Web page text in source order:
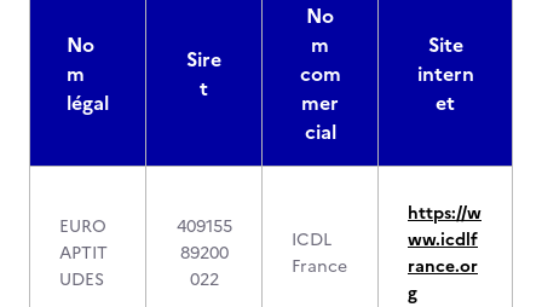
No
m
légal
Sire
t
No
m
com
mer
cial
Site
intern
et
EURO
APTIT
UDES
409155
89200
022
ICDL
France
https://w
ww.icdlf
rance.or
g